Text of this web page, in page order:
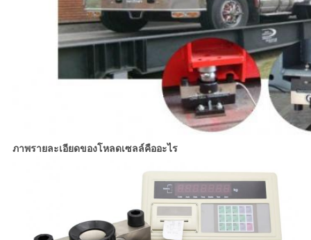
ภาพรายละเอียดของโหลดเซลล์คืออะไร